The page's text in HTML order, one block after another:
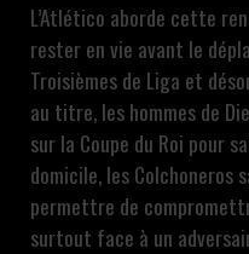
L’Atlético aborde cette
rester en vie avant le
Troisièmes de Liga et
au titre, les hommes de
sur la Coupe du Roi pour
domicile, les Colchoneros
permettre de
surtout face à un